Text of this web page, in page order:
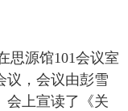
思源馆101会议室
议，会议由彭雪
会上宣读了《关